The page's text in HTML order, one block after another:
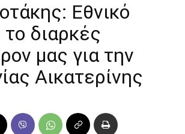
Εθνικό
διαρκές
μας για την
Αικατερίνης